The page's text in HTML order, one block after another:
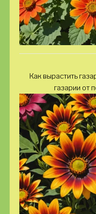
Как вырастить
газарии от